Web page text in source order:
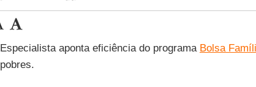
Especialista aponta eficiência do programa Bolsa
pobres.